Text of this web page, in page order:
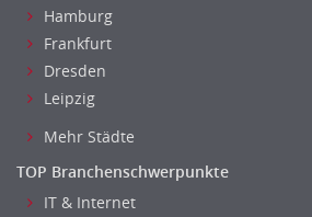
Leitung, Teamleitung
Luft- und Raumfahrttechnik
Maschinenbau
Materialwissenschaft
Mechatronik
Hamburg
Frankfurt
Dresden
Leipzig
Mehr Städte
TOP Branchenschwerpunkte
IT & Internet